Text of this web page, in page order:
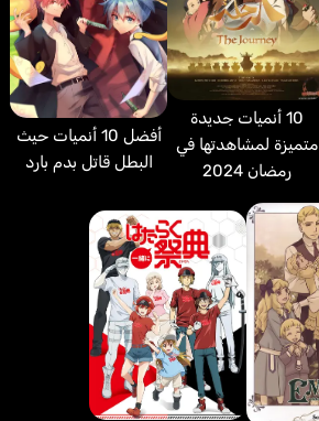
10 أنميات جديدة
متميزة لمشاهدتها في
رمضان 2024
أفضل 10 أنميات حيث
البطل قاتل بدم بارد